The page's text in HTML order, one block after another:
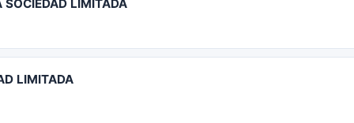
SOCIEDAD LIMITADA
LIMITADA